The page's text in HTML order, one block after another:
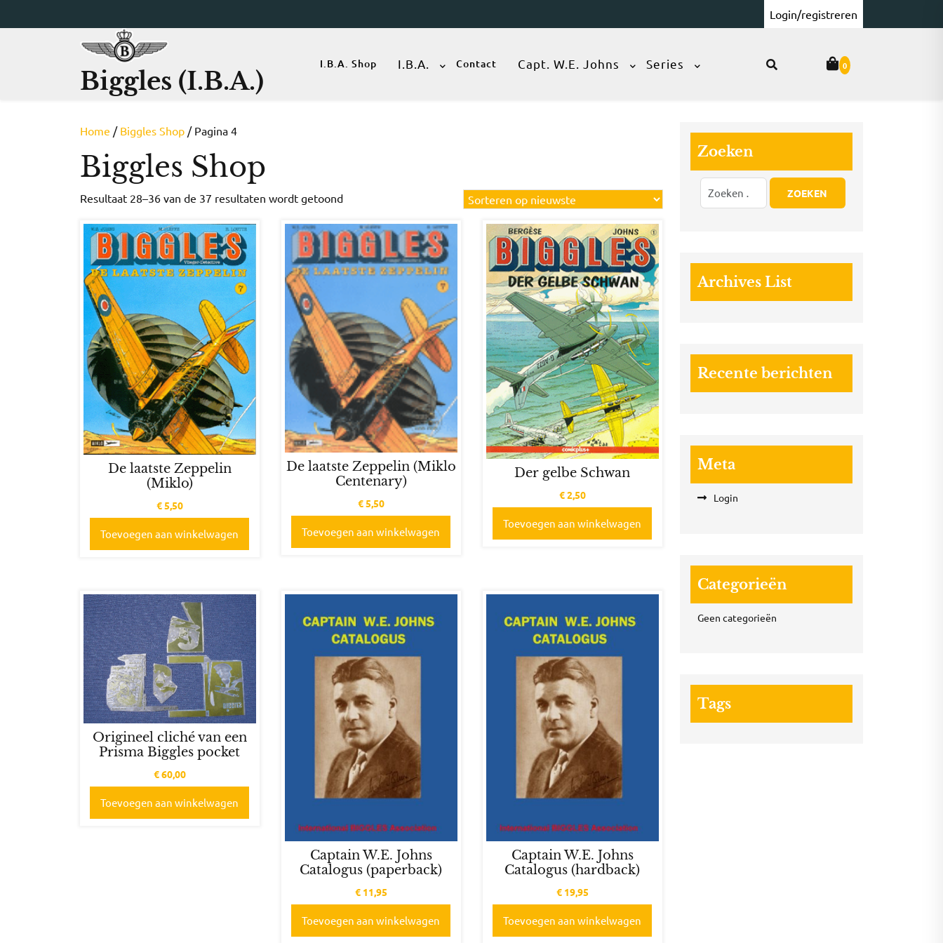
naar
Login/registreren
Biggles (I.B.A.)
I.B.A. Shop I.B.A. Contact Capt. W.E. Johns Series 0
Home / Biggles Shop / Pagina 4
Biggles Shop
Resultaat 28–36 van de 37 resultaten wordt getoondGesorteerd
nieuwste
De laatste Zeppelin
(Miklo)
€5,50
Toevoegen aan winkelwagen
De laatste Zeppelin (Miklo
Centenary)
€5,50
Toevoegen aan winkelwagen
Der gelbe Schwan
€2,50
Toevoegen aan winkelwagen
Origineel cliché van een
Prisma Biggles pocket
€60,00
Toevoegen aan winkelwagen
Captain W.E. Johns
Catalogus (paperback)
€11,95
Toevoegen aan winkelwagen
Captain W.E. Johns
Catalogus (hardback)
€19,95
Toevoegen aan winkelwagen
Zoeken
Archives List
Recente berichten
Meta
Login
Categorieën
Geen categorieën
Tags